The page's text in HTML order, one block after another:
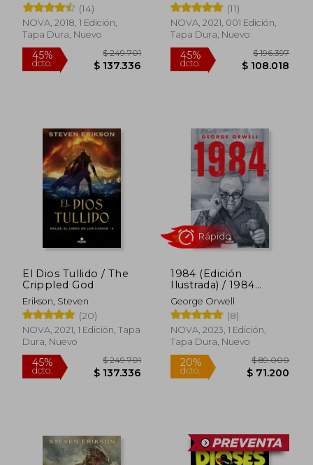
45%
dcto.
$ 249.701
$ 137.336
20%
dcto.
Rápido
(14)
NOVA, 2018, 1 Edición,
Tapa Dura, Nuevo
(11)
NOVA, 2021, 001 Edición,
Tapa Dura, Nuevo
El Dios Tullido / The
Crippled God
Erikson, Steven
(20)
NOVA, 2021, 1 Edición, Tapa
Dura, Nuevo
1984 (Edición
Ilustrada) / 1984
(Ilustrated Edition)
George Orwell
(8)
NOVA, 2023, 1 Edición,
Tapa Dura, Nuevo